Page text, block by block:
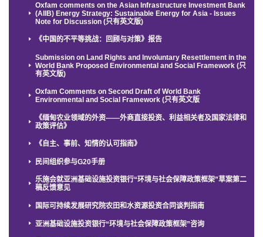
Oxfam comments on the Asian Infrastructure Investment Bank
(AIIB) Energy Strategy: Sustainable Energy for Asia - Issues
Note for Discussion (只有英文版)
《中国的不平等挑战：回顾与对策》报告
Submission on Land Rights and Involuntary Resettlement in the
World Bank Proposed Environmental and Social Framework (只
有英文版)
Oxfam Comments on Second Draft of World Bank
Environmental and Social Framework (只有英文版
《缅甸农业领域的外资——外商直接投资、利益相关者及国家法律和
政策评估》
《自主、事前、知情的认可指南》
民间组织参与G20手册
乐施会就亚洲基础设施投资银行“环境与社会保障政策框架”草案第二
稿反馈意见
国际可持续发展研究院农田和水资源投资合同谈判指南
亚洲基础设施投资银行“环境与社会保障政策框架”咨询